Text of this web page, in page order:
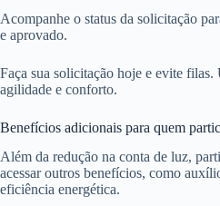
Acompanhe o status da solicitação
e aprovado.
Faça sua solicitação hoje e evite filas.
agilidade e conforto.
Benefícios adicionais para quem
Além da redução na conta de luz,
acessar outros benefícios, como
eficiência energética.